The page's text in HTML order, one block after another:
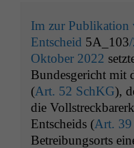
Im zur Publikation
Entscheid 5A_103
Oktober 2022
Bundesgericht mit
(Art. 52 SchKG),
die
Entscheids (Art.
Betreibungsorts